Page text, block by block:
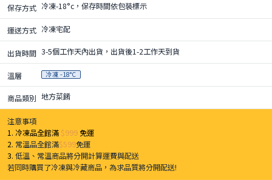
保存方式 冷凍-18°c，保存時間依包裝標示
運送方式 冷凍宅配
出貨時間 3-5個工作天內出貨，出貨後1-2工作天到貨
溫層 冷凍 -18°C
商品類別 地方菜餚
注意事項
1. 冷凍品全館滿 $999免運
2. 常溫品全館滿$599免運
3.低溫、常溫商品將分開計算運費與配送
若同時購買了冷凍與冷藏商品，為求品質將分開配送!